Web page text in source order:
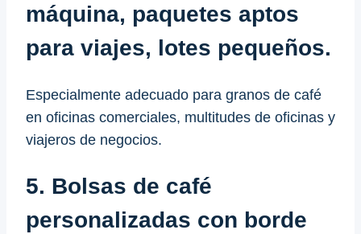
máquina, paquetes aptos
para viajes, lotes pequeños.
Especialmente adecuado para granos de café
en oficinas comerciales, multitudes de oficinas y
viajeros de negocios.
5. Bolsas de café
personalizadas con borde